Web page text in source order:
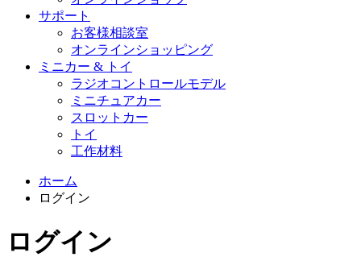
サポート
お客様相談室
オンラインショッピング
ミニカー & トイ
ラジオコントロールモデル
ミニチュアカー
スロットカー
トイ
工作材料
ホーム
ログイン
ログイン